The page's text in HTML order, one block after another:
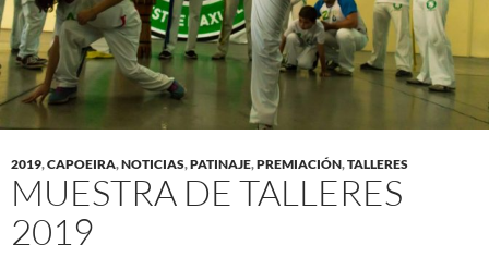
2019,CAPOEIRA,NOTICIAS,PATINAJE,PREMIACIÓN,TALLERES
MUESTRA DE TALLERES
2019